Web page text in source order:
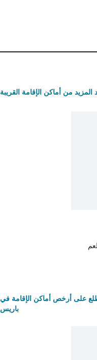
المزيد من أماكن الإقامة القريبة
على أرخص أماكن الإقامة في
باريس